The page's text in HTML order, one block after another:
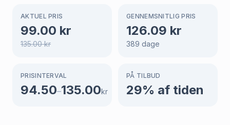
AKTUEL PRIS
99.00 kr
135.00kr
GENNEMSNITLIG PRIS
126.09 kr
389 dage
PRISINTERVAL
94.50–135.00kr
PÅ TILBUD
29% af tiden